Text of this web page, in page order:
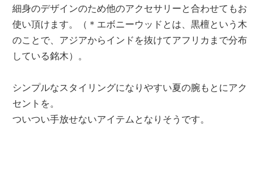
細身のデザインのため他のアクセサリーと合わせてもお
使い頂けます。（＊エボニーウッドとは、黒檀という木
のことで、アジアからインドを抜けてアフリカまで分布
している銘木）。
シンプルなスタイリングになりやすい夏の腕もとにアク
セントを。
ついつい手放せないアイテムとなりそうです。